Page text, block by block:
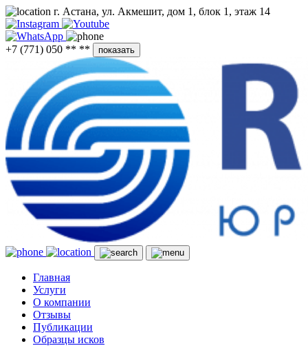
г. Астана, ул. Акмешит, дом 1, блок 1, этаж 14
+7 (771) 050 ** ** показать
Главная
Услуги
О компании
Отзывы
Публикации
Образцы исков